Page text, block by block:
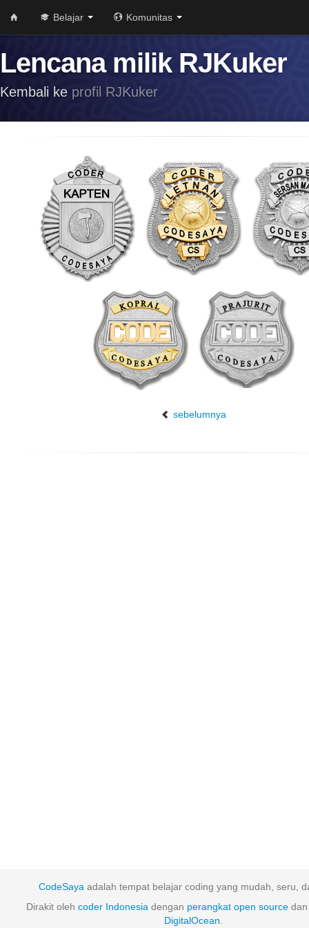
Belajar Komunitas
Lencana milik RJKuker
Kembali ke profil RJKuker
sebelumnya
CodeSaya adalah tempat belajar coding yang mudah, seru,
Dirakit oleh coder Indonesia dengan perangkat open source
DigitalOcean